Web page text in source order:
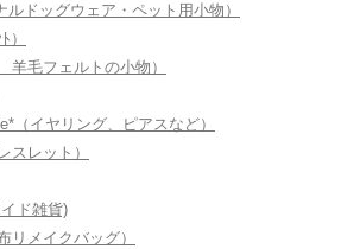
ルドッグウェア・ペット用小物）
）
毛フェルトの小物）
（イヤリング、ピアスなど）
スレット）
ド雑貨)
リメイクバッグ）